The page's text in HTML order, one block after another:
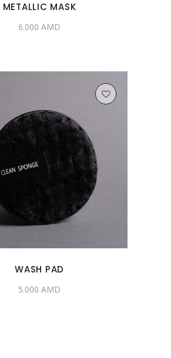
METALLIC MASK
6.000 AMD
WASH PAD
5.000 AMD